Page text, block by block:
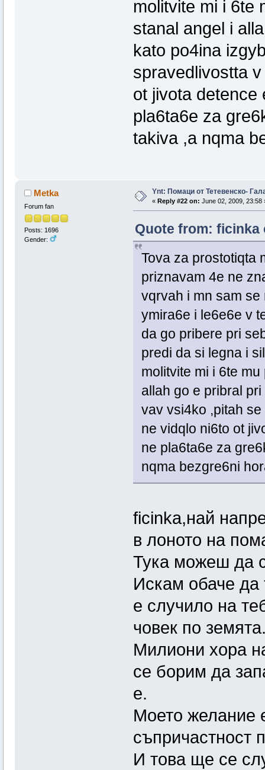
molitvite mi i 6te
stanal angel i
kato po4ina
spravedlivostta
ot jivota detence
pla6ta6e za
takiva ,a nqma
Metka
Forum fan
Posts: 1696
Gender:
Ynt: Помаци от Тетевенско-
« Reply #22 on: June 02, 2009, 23:58
Quote from: ficinka
Tova za prostotiqta
priznavam 4e ne
vqrvah i mn sam se
ymira6e i le6e6e v
da go pribere pri
predi da si legna i
molitvite mi i 6te
allah go e pribral
vav vsi4ko ,pitah
ne vidqlo ni6to ot
ne pla6ta6e za
nqma bezgre6ni
ficinka,най
в лоното на
Тука можеш да
Искам обаче да
е случило на
човек по
Милиони хора
се борим да
е.
Моето желание
съпричастност
И това ще се